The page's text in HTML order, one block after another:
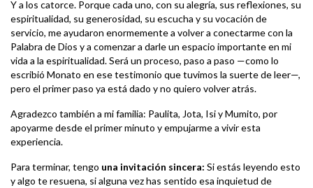
Y a los catorce. Porque cada uno, con su alegría, sus reflexiones, su
espiritualidad, su generosidad, su escucha y su vocación de
servicio, me ayudaron enormemente a volver a conectarme con la
Palabra de Dios y a comenzar a darle un espacio importante en mi
vida a la espiritualidad. Será un proceso, paso a paso —como lo
escribió Monato en ese testimonio que tuvimos la suerte de leer—,
pero el primer paso ya está dado y no quiero volver atrás.
Agradezco también a mi familia: Paulita, Jota, Isi y Mumito, por
apoyarme desde el primer minuto y empujarme a vivir esta
experiencia.
Para terminar, tengo una invitación sincera: Si estás leyendo esto
y algo te resuena, si alguna vez has sentido esa inquietud de